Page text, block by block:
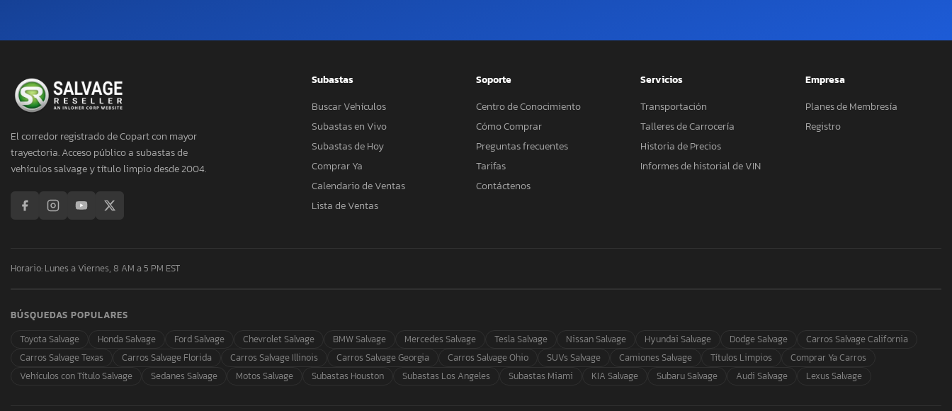
El corredor registrado de Copart con mayor
trayectoria. Acceso público a subastas de
vehículos salvage y título limpio desde 2004.
Subastas
Buscar Vehículos
Subastas en Vivo
Subastas de Hoy
Comprar Ya
Calendario de Ventas
Lista de Ventas
Soporte
Centro de Conocimiento
Cómo Comprar
Preguntas frecuentes
Tarifas
Contáctenos
Servicios
Transportación
Talleres de Carrocería
Historia de Precios
Informes de historial de VIN
Empresa
Planes de Membresía
Registro
Horario: Lunes a Viernes, 8 AM a 5 PM EST
BÚSQUEDAS POPULARES
Toyota Salvage
Honda Salvage Ford Salvage Chevrolet Salvage BMW Salvage Mercedes Salvage Tesla Salvage Nissan Salvage Hyundai Salvage Dodge Salvage
Carros Salvage California
Carros Salvage Texas
Carros Salvage Florida Carros Salvage Illinois Carros Salvage Georgia Carros Salvage Ohio SUVs Salvage Camiones Salvage Títulos Limpios
Comprar Ya Carros
Vehículos con Título Salvage
Sedanes Salvage Motos Salvage Subastas Houston Subastas Los Angeles Subastas Miami KIA Salvage Subaru Salvage Audi Salvage Lexus Salvage